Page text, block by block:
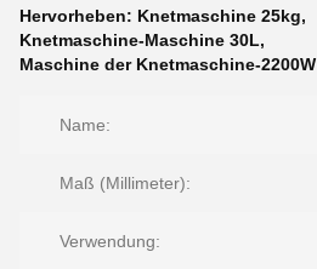
Hervorheben: Knetmaschine 25kg,
Knetmaschine-Maschine 30L,
Maschine der Knetmaschine-2200W
Name:
Maß (Millimeter):
Verwendung: